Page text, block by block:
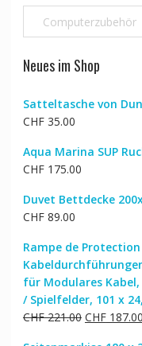
Computerzubehör
Neues im Shop
Satteltasche von
CHF35.00
Aqua Marina SUP
CHF175.00
Duvet Bettdecke
CHF89.00
Rampe de
für Modulares
/ Spielfelder, 101 x
CHF221.00 CHF187.00